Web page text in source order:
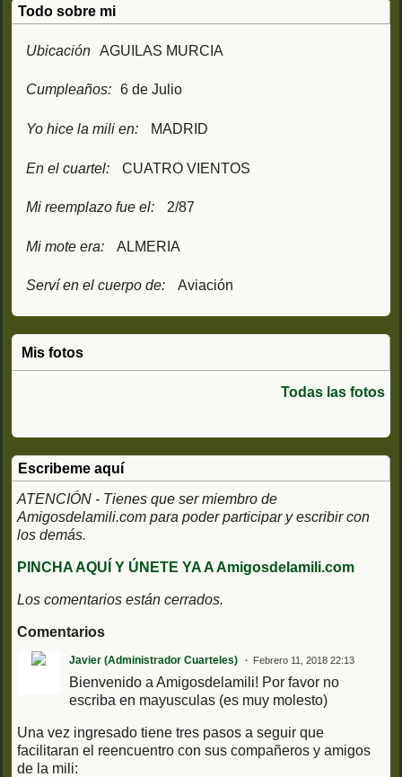
Todo sobre mi
Ubicación AGUILAS MURCIA
Cumpleaños: 6 de Julio
Yo hice la mili en: MADRID
En el cuartel: CUATRO VIENTOS
Mi reemplazo fue el: 2/87
Mi mote era: ALMERIA
Serví en el cuerpo de: Aviación
Mis fotos
Todas las fotos
Escribeme aquí
ATENCIÓN - Tienes que ser miembro de
Amigosdelamili.com para poder participar y escribir con
los demás.
PINCHA AQUÍ Y ÚNETE YA A Amigosdelamili.com
Los comentarios están cerrados.
Comentarios
Javier (Administrador Cuarteles) Febrero 11, 2018 22:13
Bienvenido a Amigosdelamili! Por favor no
escriba en mayusculas (es muy molesto)
Una vez ingresado tiene tres pasos a seguir que
facilitaran el reencuentro con sus compañeros y amigos
de la mili: